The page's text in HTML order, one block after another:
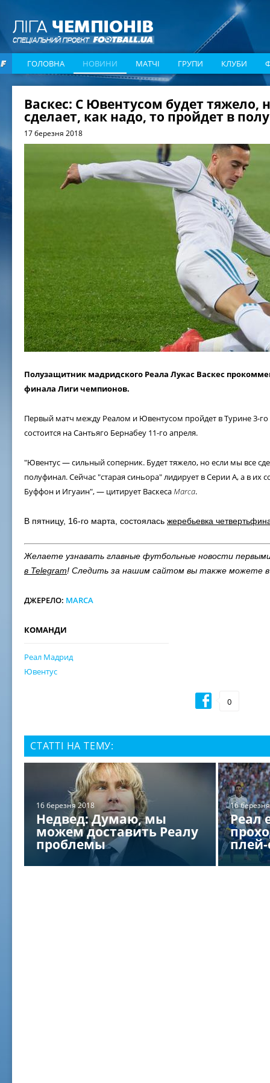
ГОЛОВНА НОВИНИ МАТЧІ ГРУПИ КЛУБИ
Васкес: С Ювентусом будет тяжело,
сделает, как надо, то пройдет в
17 березня 2018
Полузащитник мадридского Реала Лукас Васкес
финала Лиги чемпионов.
Первый матч между Реалом и Ювентусом пройдет в Турине 3-го
состоится на Сантьяго Бернабеу 11-го апреля.
"Ювентус — сильный соперник. Будет тяжело, но если мы все
полуфинал. Сейчас "старая синьора" лидирует в Серии А, а в их
Буффон и Игуаин", — цитирует ВаскесаMarca.
В пятницу, 16-го марта, состоялась жеребьевка
Желаете узнавать главные футбольные новости
в Telegram! Следить за нашим сайтом вы также можете
ДЖЕРЕЛО: MARCA
КОМАНДИ
Реал Мадрид
Ювентус
0
СТАТТІ НА ТЕМУ:
16 березня 2018
Недвед: Думаю, мы
можем доставить Реалу
проблемы
16
Реал